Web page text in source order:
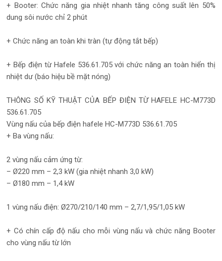
+ Booter: Chức năng gia nhiệt nhanh tăng công suất lên 50%
dung sôi nước chỉ 2 phút
+ Chức năng an toàn khi tràn (tự động tắt bếp)
+ Bếp điện từ Hafele 536.61.705 với chức năng an toàn hiển thị
nhiệt dư (báo hiệu bề mặt nóng)
THÔNG SỐ KỸ THUẬT CỦA BẾP ĐIỆN TỪ HAFELE HC-M773D
536.61.705
Vùng nấu của bếp điện hafele HC-M773D 536.61.705
+ Ba vùng nấu:
2 vùng nấu cảm ứng từ:
– Ø220 mm – 2,3 kW (gia nhiệt nhanh 3,0 kW)
– Ø180 mm – 1,4 kW
1 vùng nấu điện: Ø270/210/140 mm – 2,7/1,95/1,05 kW
+ Có chín cấp độ nấu cho mỗi vùng nấu và chức năng Booter
cho vùng nấu từ lớn